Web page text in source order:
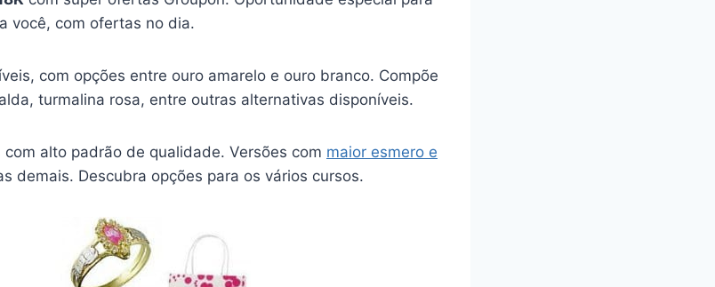
você, com ofertas no dia.
com opções entre ouro amarelo e ouro branco. Compõe
turmalina rosa, entre outras alternativas disponíveis.
alto padrão de qualidade. Versões com maior esmero e
demais. Descubra opções para os vários cursos.